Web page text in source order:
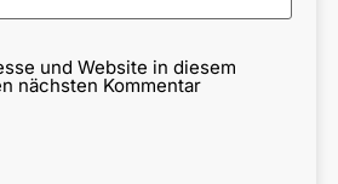
und Website in diesem
nächsten Kommentar